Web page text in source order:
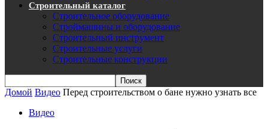
Строительный каталог
Строительное оборудование
Строймашины и оборудование
Строительный инструмент
Строительные услуги
Строительные конструкции
Домой Видео Перед строительством о бане нужно узнать все
Видео